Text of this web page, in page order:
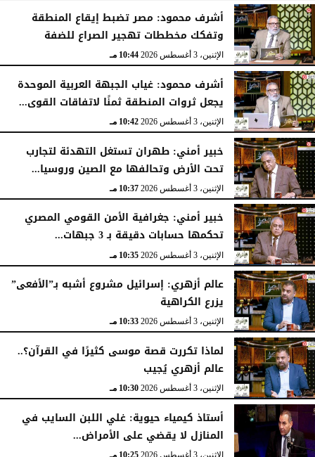
الثلاثاء، 4 أغسطس 2026
أشرف محمود: مصر تضبط إيقاع المنطقة
وتفكك مخططات تهجير الصراع للضفة
الإثنين، 3 أغسطس 2026 10:44 مـ
أشرف محمود: غياب الجبهة العربية الموحدة
يجعل ثروات المنطقة ثمنًا لاتفاقات القوى...
الإثنين، 3 أغسطس 2026 10:42 مـ
خبير أمني: طهران تستغل التهدئة لتجارب
تحت الأرض وتحالفها مع الصين وروسيا...
الإثنين، 3 أغسطس 2026 10:37 مـ
خبير أمني: جغرافية الأمن القومي المصري
تحكمها حسابات دقيقة بـ 3 جبهات...
الإثنين، 3 أغسطس 2026 10:35 مـ
عالم أزهري: إسرائيل مشروع أشبه بـ”الأفعى”
يزرع الكراهية
الإثنين، 3 أغسطس 2026 10:33 مـ
لماذا تكررت قصة موسى كثيرًا في القرآن؟..
عالم أزهري يُجيب
الإثنين، 3 أغسطس 2026 10:30 مـ
أستاذ كيمياء حيوية: غلي اللبن السايب في
المنازل لا يقضي على الأمراض...
الإثنين، 3 أغسطس 2026 10:25 مـ